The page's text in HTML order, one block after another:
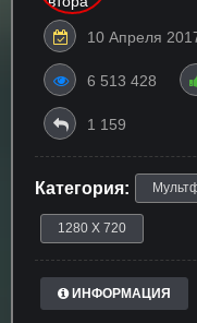
10 Апреля
6 513 428
1 159
Категория:
1280 X 720
ИНФОРМАЦИЯ